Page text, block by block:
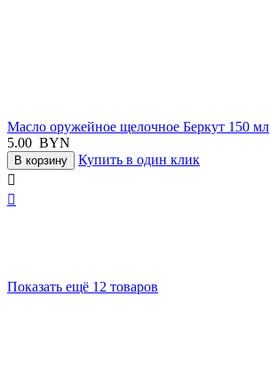
Масло оружейное щелочное Беркут 150 мл
5.00 BYN
В корзину
Купить в один клик


Показать ещё 12 товаров